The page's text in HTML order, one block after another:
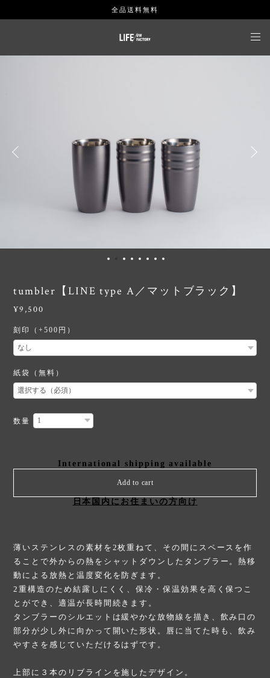
全品送料無料
tumbler【LINE type A／マットブラック】
¥9,500
刻印（+500円）
紙袋（無料）
数量
International shipping available
Add to cart
日本国内にお住まいの方向け
薄いステンレスの素材を2枚重ねて、その間にスペースを作
ることで外からの熱をシャットダウンしたタンブラー。熱移
動による放熱と温度変化を防ぎます。
2重構造のため結露しにくく、保冷・保温効果を高く保つこ
とができ、適温が長時間続きます。
タンブラーのシルエットは緩やかな放物線を描き、飲み口の
部分が少し外に向かって開いた形状。唇に当てた時も、飲み
やすさを感じていただけるはずです。
上部に３本のリブラインを施したデザイン。